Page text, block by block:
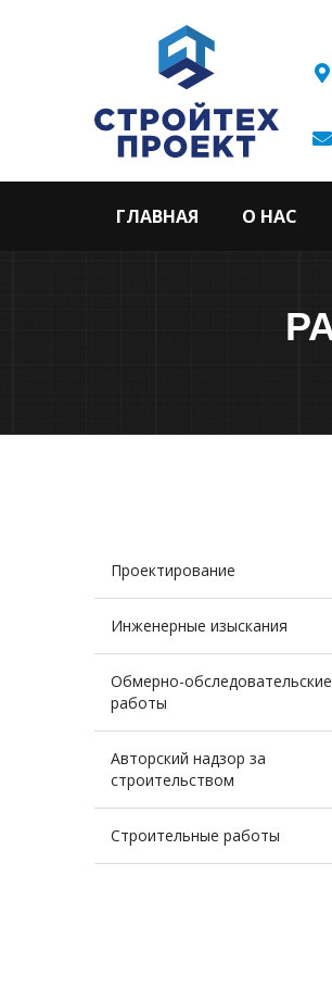
ГЛАВНАЯ О НАС
Проектирование
Инженерные изыскания
Обмерно-обследовательские
работы
Авторский надзор за
строительством
Строительные работы